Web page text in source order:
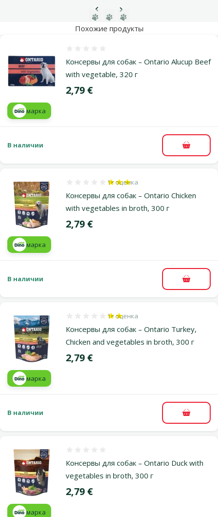
Предыдущая страница
Следующая страница
Похожие продукты
Консервы для собак – Ontario Alucup Beef
with vegetable, 320 г
Цена
2,79 €
марка
В наличии В
Консервы для собак – Ontario Chicken
with vegetables in broth, 300 г
Оценка 60%, количество оценок: 1
1× оценка
Цена
2,79 €
марка
В наличии В
Консервы для собак – Ontario Turkey,
Chicken and vegetables in broth, 300 г
Оценка 40%, количество оценок: 1
1× оценка
Цена
2,79 €
марка
В наличии В
Консервы для собак – Ontario Duck with
vegetables in broth, 300 г
Цена
2,79 €
марка